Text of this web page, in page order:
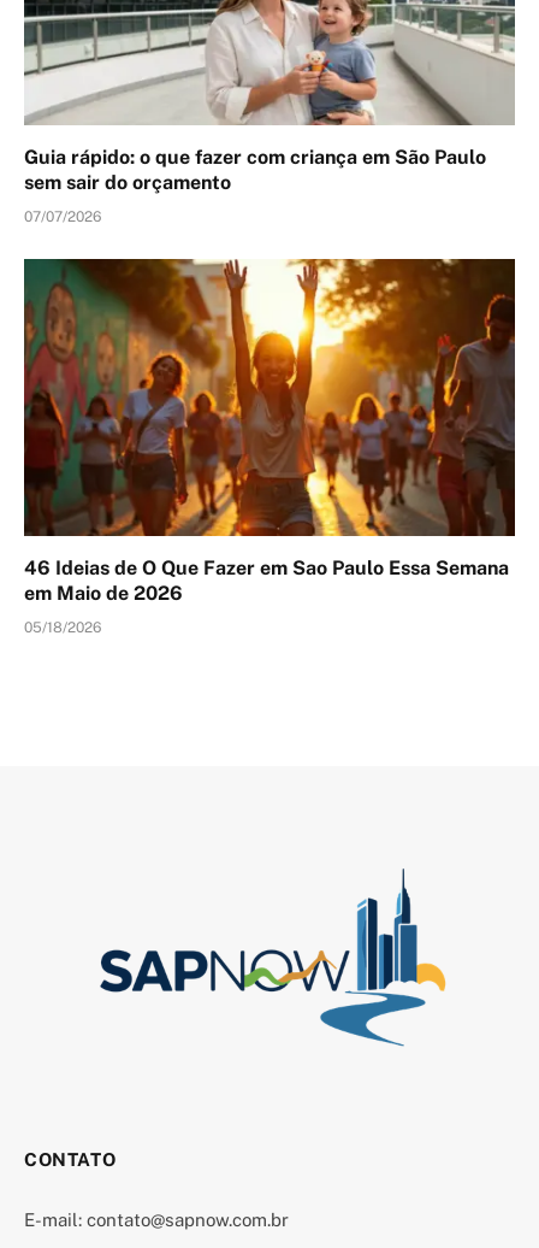
Guia rápido: o que fazer com criança em São Paulo
sem sair do orçamento
07/07/2026
46 Ideias de O Que Fazer em Sao Paulo Essa Semana
em Maio de 2026
05/18/2026
CONTATO
E-mail: contato@sapnow.com.br